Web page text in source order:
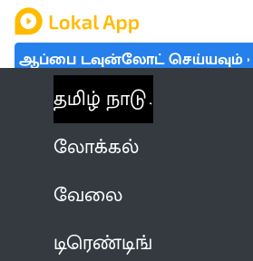
ஆப்பை டவுன்லோட் செய்யவும்
தமிழ் நாடு
லோக்கல்
வேலை
டிரெண்டிங்